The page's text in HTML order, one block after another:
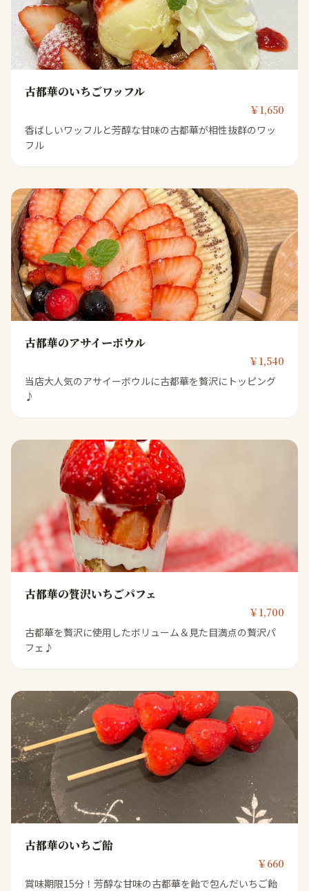
古都華のいちごワッフル
￥1,650
香ばしいワッフルと芳醇な甘味の古都華が相性抜群のワッ
フル
古都華のアサイーボウル
￥1,540
当店大人気のアサイーボウルに古都華を贅沢にトッピング
♪
古都華の贅沢いちごパフェ
￥1,700
古都華を贅沢に使用したボリューム＆見た目満点の贅沢パ
フェ♪
古都華のいちご飴
￥660
賞味期限15分！芳醇な甘味の古都華を飴で包んだいちご飴